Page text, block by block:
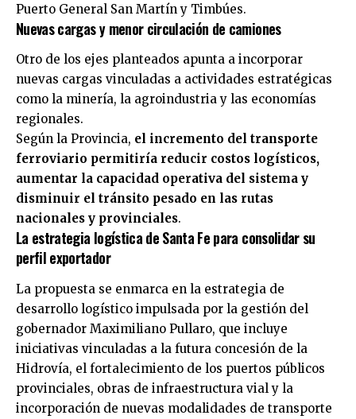
Puerto General San Martín y Timbúes.
Nuevas cargas y menor circulación de camiones
Otro de los ejes planteados apunta a incorporar
nuevas cargas vinculadas a actividades estratégicas
como la minería, la agroindustria y las economías
regionales.
Según la Provincia, el incremento del transporte
ferroviario permitiría reducir costos logísticos,
aumentar la capacidad operativa del sistema y
disminuir el tránsito pesado en las rutas
nacionales y provinciales.
La estrategia logística de Santa Fe para consolidar su
perfil exportador
La propuesta se enmarca en la estrategia de
desarrollo logístico impulsada por la gestión del
gobernador Maximiliano Pullaro, que incluye
iniciativas vinculadas a la futura concesión de la
Hidrovía, el fortalecimiento de los puertos públicos
provinciales, obras de infraestructura vial y la
incorporación de nuevas modalidades de transporte